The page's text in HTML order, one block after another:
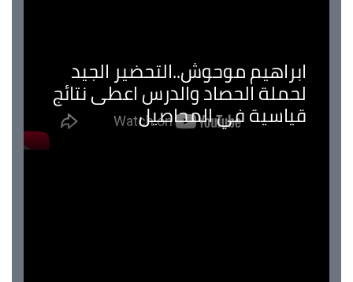
ابراهيم موحوش..التحضير الجيد
لحملة الحصاد والدرس اعطى نتائج
قياسية في المحاصيل